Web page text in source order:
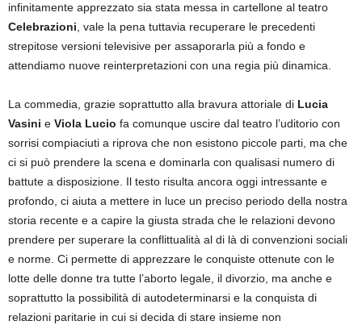
infinitamente apprezzato sia stata messa in cartellone al teatro
Celebrazioni, vale la pena tuttavia recuperare le precedenti
strepitose versioni televisive per assaporarla più a fondo e
attendiamo nuove reinterpretazioni con una regia più dinamica.
La commedia, grazie soprattutto alla bravura attoriale di Lucia
Vasini e Viola Lucio fa comunque uscire dal teatro l’uditorio con
sorrisi compiaciuti a riprova che non esistono piccole parti, ma che
ci si può prendere la scena e dominarla con qualisasi numero di
battute a disposizione. Il testo risulta ancora oggi intressante e
profondo, ci aiuta a mettere in luce un preciso periodo della nostra
storia recente e a capire la giusta strada che le relazioni devono
prendere per superare la conflittualità al di là di convenzioni sociali
e norme. Ci permette di apprezzare le conquiste ottenute con le
lotte delle donne tra tutte l’aborto legale, il divorzio, ma anche e
soprattutto la possibilità di autodeterminarsi e la conquista di
relazioni paritarie in cui si decida di stare insieme non